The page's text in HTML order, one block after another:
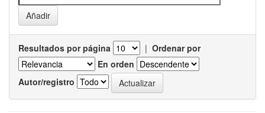
Resultados por página | Ordenar por
En orden
Autor/registro